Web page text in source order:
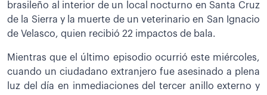
brasileño al interior de un local nocturno en Santa Cruz
de la Sierra y la muerte de un veterinario en San Ignacio
de Velasco, quien recibió 22 impactos de bala.
Mientras que el último episodio ocurrió este miércoles,
cuando un ciudadano extranjero fue asesinado a plena
luz del día en inmediaciones del tercer anillo externo y